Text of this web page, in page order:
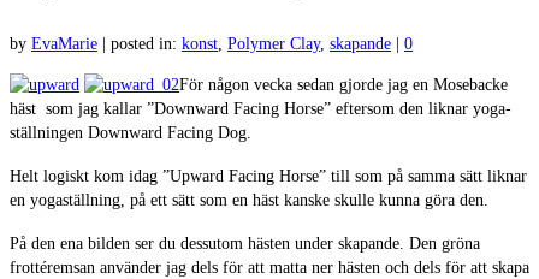
by EvaMarie posted in: konst, Polymer Clay, skapande 0
För någon vecka sedan gjorde jag en Mosebacke
häst som jag kallar ”Downward Facing Horse” eftersom den liknar yoga-
ställningen Downward Facing Dog.
Helt logiskt kom idag ”Upward Facing Horse” till som på samma sätt liknar
en yogaställning, på ett sätt som en häst kanske skulle kunna göra den.
På den ena bilden ser du dessutom hästen under skapande. Den gröna
frottéremsan använder jag dels för att matta ner hästen och dels för att skapa